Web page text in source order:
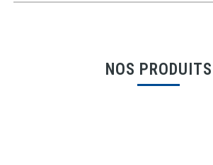
NOS PRODUITS